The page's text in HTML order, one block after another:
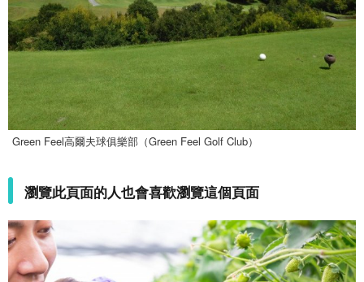
Green Feel高爾夫球俱樂部（Green Feel Golf Club）
瀏覽此頁面的人也會喜歡瀏覽這個頁面